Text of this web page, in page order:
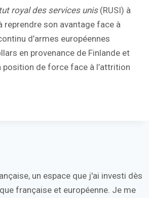
royal des services unis(RUSI) à
son avantage face à
d’armes européennes
en provenance de Finlande et
position de force face à l’attrition
un espace que j'ai investi dès
française et européenne. Je me